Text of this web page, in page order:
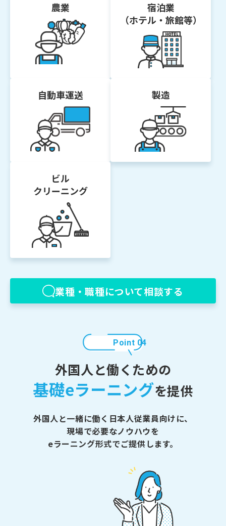
農業
宿泊業
（ホテル・旅館等）
自動車運送 製造
ビル
クリーニング
業種・職種について相談する
Point 04
外国人と働くための
基礎eラーニングを提供
外国人と一緒に働く日本人従業員向けに、
現場で必要なノウハウを
eラーニング形式でご提供します。